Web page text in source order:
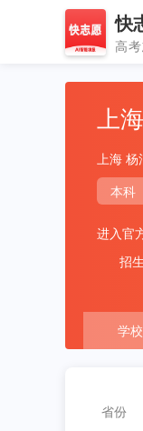
快
高
上
上海 杨
本科
进入官
招
学
省份